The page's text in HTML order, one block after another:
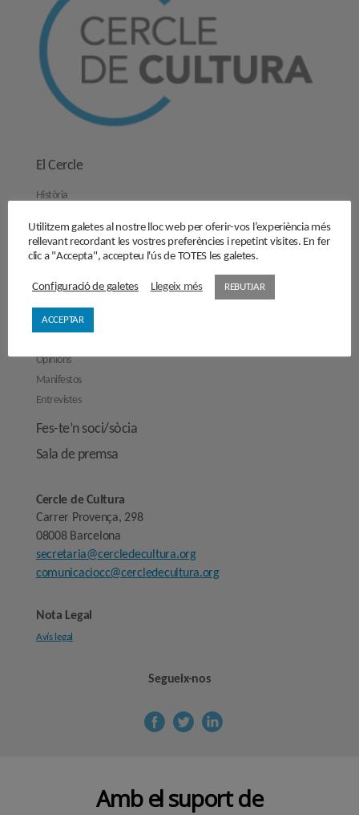
El Cercle
Història
Junta directiva
Comissions de treball
Activitats
Reflexions
Opinions
Manifestos
Entrevistes
Fes-te’n soci/sòcia
Sala de premsa
Cercle de Cultura
Carrer Provença, 298
08008 Barcelona
secretaria@cercledecultura.org
comunicaciocc@cercledecultura.org
Nota Legal
Avís legal
Segueix-nos
Amb el suport de
Utilitzem galetes al nostre lloc web per oferir-vos l’experiència més
rellevant recordant les vostres preferències i repetint visites. En fer
clic a "Accepta", accepteu l'ús de TOTES les galetes.
Configuració de galetes Llegeix més REBUTJAR
ACCEPTAR